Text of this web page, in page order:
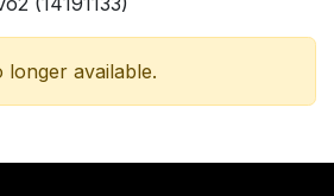
longer available.